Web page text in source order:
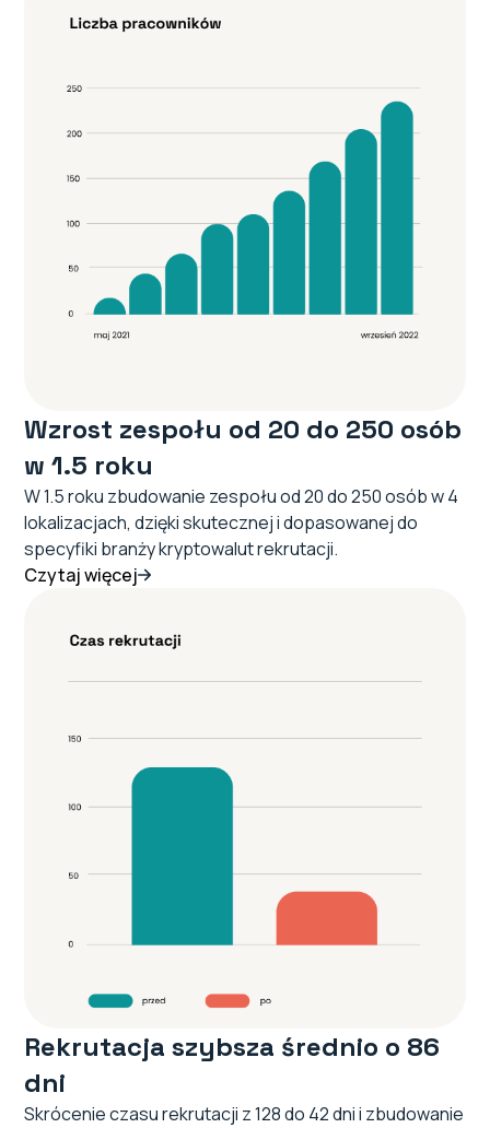
Wzrost zespołu od 20 do 250 osób
w 1.5 roku
W 1.5 roku zbudowanie zespołu od 20 do 250 osób w 4
lokalizacjach, dzięki skutecznej i dopasowanej do
specyfiki branży kryptowalut rekrutacji.
Czytaj więcej
Rekrutacja szybsza średnio o 86
dni
Skrócenie czasu rekrutacji z 128 do 42 dni i zbudowanie